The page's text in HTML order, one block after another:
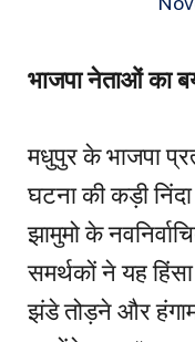
भाजपा नेताओं का
मधुपुर के भाजपा
घटना की कड़ी
झामुमो के
समर्थकों ने यह
झंडे तोड़ने और